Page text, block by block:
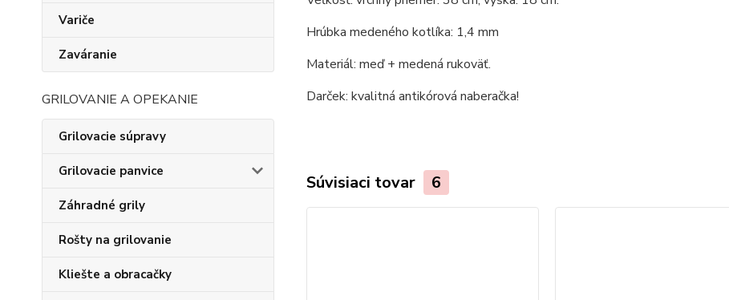
Variče
Zaváranie
GRILOVANIE A OPEKANIE
Grilovacie súpravy
Grilovacie panvice
Záhradné grily
Rošty na grilovanie
Kliešte a obracačky
Hrúbka medeného kotlíka: 1,4 mm
Materiál: meď + medená rukoväť.
Darček: kvalitná antikórová naberačka!
Súvisiaci tovar 6